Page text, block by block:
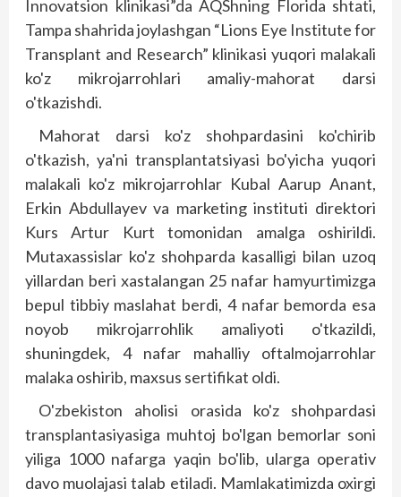
Innovatsion klinikasi”da AQShning Florida shtati,
Tampa shahrida joylashgan “Lions Eye Institute for
Transplant and Research” klinikasi yuqori malakali
ko'z mikrojarrohlari amaliy-mahorat darsi
o'tkazishdi.
Mahorat darsi ko'z shohpardasini ko'chirib
o'tkazish, ya'ni trans­plantatsiyasi bo'yi­cha yuqo­­ri
malakali ko'z mikrojarrohlar Kubal Aarup Anant,
Erkin Abdullayev va marketing ins­tituti direktori
Kurs Artur Kurt tomonidan amalga oshirildi.
Mutaxassislar ko'z shohparda kasalligi bilan uzoq
yillardan beri xastalangan 25 nafar hamyurtimizga
bepul tibbiy maslahat berdi, 4 nafar bemorda esa
noyob mikrojarrohlik amaliyoti o'tkazildi,
shuningdek, 4 nafar mahalliy oftalmojarrohlar
malaka oshirib, maxsus sertifikat oldi.
O'zbekiston aholisi orasida ko'z shohpardasi
transplanta­siyasiga muhtoj bo'lgan bemorlar soni
yiliga 1000 nafarga yaqin bo'lib, ularga operativ
davo muolajasi talab etiladi. Mamlakatimizda oxirgi